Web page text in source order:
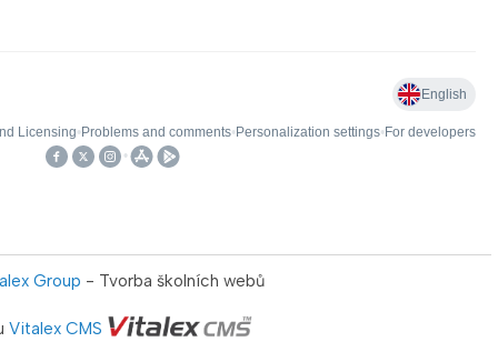
Group - Tvorba školních webů
Vitalex CMS